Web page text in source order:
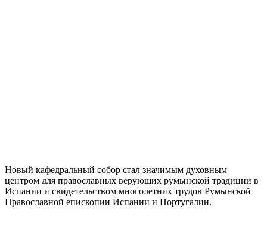
Новый кафедральный собор стал значимым духовным
центром для православных верующих румынской традиции в
Испании и свидетельством многолетних трудов Румынской
Православной епископии Испании и Португалии.